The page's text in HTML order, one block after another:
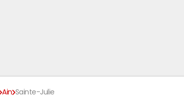
Ain Sainte-Julie